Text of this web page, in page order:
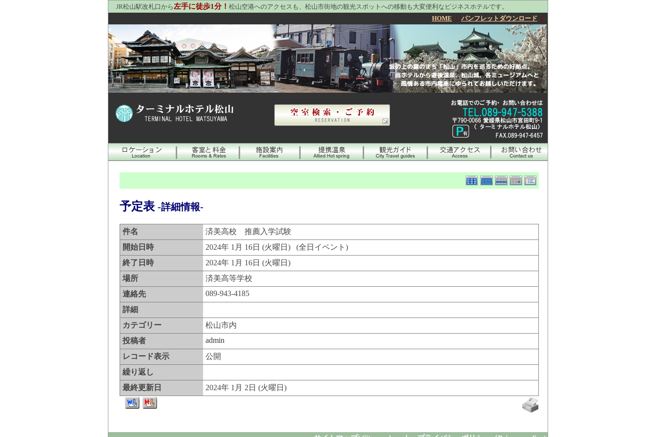
JR松山駅改札口から左手に徒歩1分！ 松山空港へのアクセスも、松山市街地の観光スポットへの移動も大変便利なビジネスホテルです。
HOME
パンフレットダウンロード
予定表 -詳細情報-
件名
済美高校 推薦入学試験
開始日時
2024年 1月 16日 (火曜日) (全日イベント)
終了日時
2024年 1月 16日 (火曜日)
場所
済美高等学校
連絡先
089-943-4185
詳細
カテゴリー
松山市内
投稿者
admin
レコード表示
公開
繰り返し
最終更新日
2024年 1月 2日 (火曜日)